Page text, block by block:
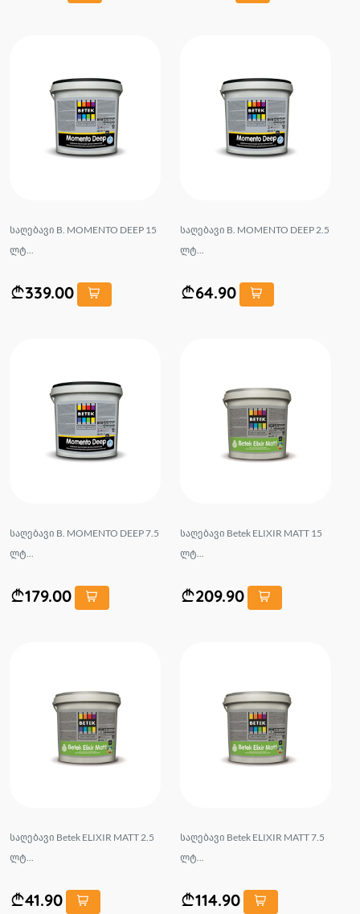
საღებავი B. MOMENTO DEEP 15
ლტ...
339.00
საღებავი B. MOMENTO DEEP 2.5
ლტ...
64.90
საღებავი B. MOMENTO DEEP 7.5
ლტ...
179.00
საღებავი Betek ELIXIR MATT 15
ლტ...
209.90
საღებავი Betek ELIXIR MATT 2.5
ლტ...
41.90
საღებავი Betek ELIXIR MATT 7.5
ლტ...
114.90